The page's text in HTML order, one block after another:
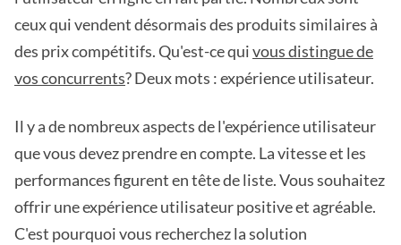
ceux qui vendent désormais des produits similaires à
des prix compétitifs. Qu'est-ce quivous distingue de
vos concurrents? Deux mots : expérience utilisateur.
Il y a de nombreux aspects de l'expérience utilisateur
que vous devez prendre en compte. La vitesse et les
performances figurent en tête de liste. Vous souhaitez
offrir une expérience utilisateur positive et agréable.
C'est pourquoi vous recherchez la solution